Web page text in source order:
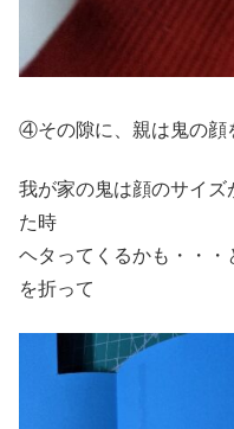
④その隙に、親は鬼の顔
我が家の鬼は顔のサイ
た時
ヘタってくるかも・・
を折って